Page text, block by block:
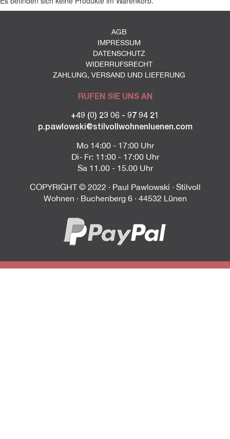
AGB
IMPRESSUM
DATENSCHUTZ
WIDERRUFSRECHT
ZAHLUNG, VERSAND UND LIEFERUNG
RUFEN SIE UNS AN
+49 (0) 23 06 - 97 94 21
p.pawlowski@stilvollwohnenluenen.com
Mo 14:00 - 17:00 Uhr
Di- Fr: 11:00 - 17:00 Uhr
Sa 11.00 - 15.00 Uhr
COPYRIGHT © 2022 · Paul Pawlowski · Stilvoll
Wohnen · Buchenberg 6 · 44532 Lünen